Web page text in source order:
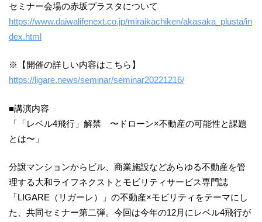
セミナー会場の赤坂プラスタについて
https://www.daiwalifenext.co.jp/miraikachiken/akasaka_plusta/in
dex.html
※【開催の詳しい内容はこちら】
https://ligare.news/seminar/seminar20221216/
■講演内容
「「レベル4飛行」解禁 〜ドローン×不動産の可能性と課題
とは〜」
分譲マンションからビル、商業施設などあらゆる不動産を管
理する大和ライフネクストとモビリティサービス専門誌
「LIGARE（リガーレ）」の不動産×モビリティをテーマにし
た、共同セミナー第二弾。今回は今年の12月にレベル4飛行が